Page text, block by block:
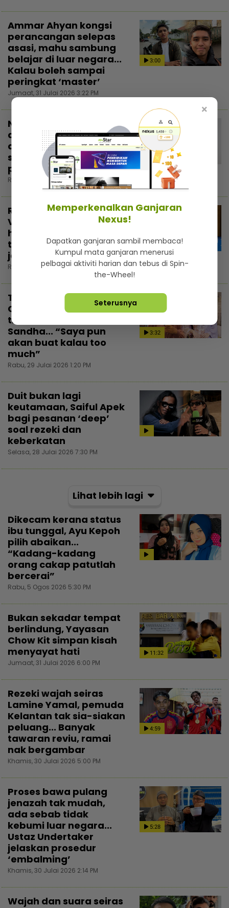
3:00
Ammar Ahyan kongsi
perancangan selepas
asasi, mahu sambung
belajar di luar negara...
Kalau boleh sampai
peringkat ‘master’
Jumaat, 31 Julai 2026 3:22 PM
Nama belum cukup
dikenali, Melissa Aurellia
akui kecil hati tapi tak
sanggup buat gimik
popularkan diri
Rabu, 29 Julai 2026 7:30 PM
Ryzal Ibrahim tunjuk
Vespa 946 Dior, ‘second
hand’ tapi harga boleh
tahan… Takut tengok
jelingan Maryam!
Rabu, 29 Julai 2026 2:30 PM
3:32
Tegur artis lewat,
Catriona Ross setuju
tindakan Fasha
Sandha... “Saya pun
akan buat kalau too
much”
Rabu, 29 Julai 2026 1:20 PM
Duit bukan lagi
keutamaan, Saiful Apek
bagi pesanan ‘deep’
soal rezeki dan
keberkatan
Selasa, 28 Julai 2026 7:30 PM
Lihat lebih lagi
Dikecam kerana status
ibu tunggal, Ayu Kepoh
pilih abaikan...
“Kadang-kadang
orang cakap patutlah
bercerai”
Rabu, 5 Ogos 2026 5:30 PM
11:32
Bukan sekadar tempat
berlindung, Yayasan
Chow Kit simpan kisah
menyayat hati
Jumaat, 31 Julai 2026 6:00 PM
4:59
Rezeki wajah seiras
Lamine Yamal, pemuda
Kelantan tak sia-siakan
peluang... Banyak
tawaran reviu, ramai
nak bergambar
Khamis, 30 Julai 2026 5:00 PM
5:28
Proses bawa pulang
jenazah tak mudah,
ada sebab tidak
kebumi luar negara...
Ustaz Undertaker
jelaskan prosedur
‘embalming’
Khamis, 30 Julai 2026 2:14 PM
Wajah dan suara seiras
×
Memperkenalkan Ganjaran
Nexus!
Dapatkan ganjaran sambil membaca!
Kumpul mata ganjaran menerusi
pelbagai aktiviti harian dan tebus di Spin-
the-Wheel!
Seterusnya